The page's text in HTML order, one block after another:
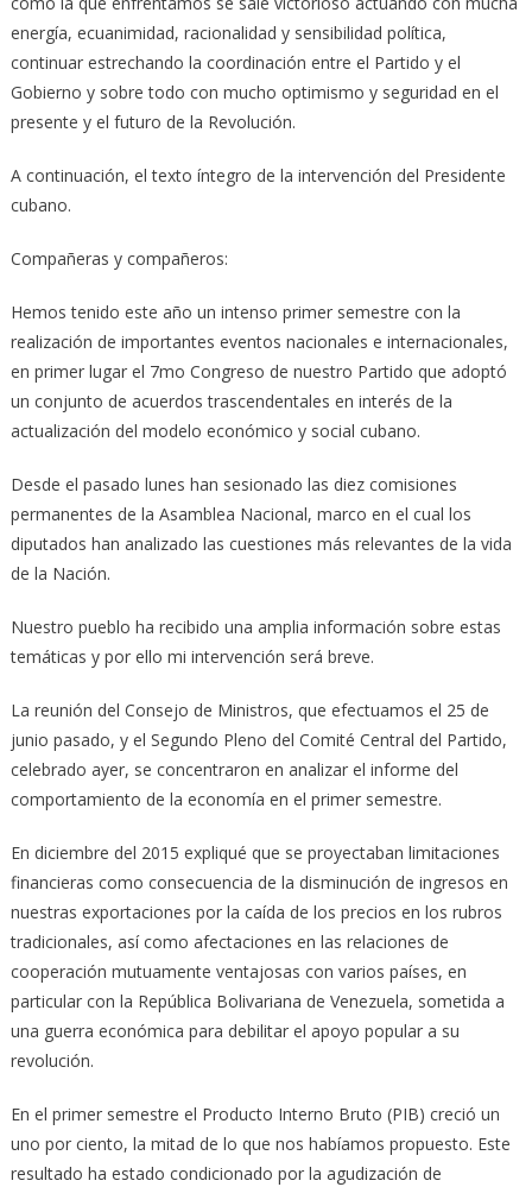
energía, ecuanimidad, racionalidad y sensibilidad política,
continuar estrechando la coordinación entre el Partido y el
Gobierno y sobre todo con mucho optimismo y seguridad en el
presente y el futuro de la Revolución.
A continuación, el texto íntegro de la intervención del Presidente
cubano.
Compañeras y compañeros:
Hemos tenido este año un intenso primer semestre con la
realización de importantes eventos nacionales e internacionales,
en primer lugar el 7mo Congreso de nuestro Partido que adoptó
un conjunto de acuerdos trascendentales en interés de la
actualización del modelo económico y social cubano.
Desde el pasado lunes han sesionado las diez comisiones
permanentes de la Asamblea Nacional, marco en el cual los
diputados han analizado las cuestiones más relevantes de la vida
de la Nación.
Nuestro pueblo ha recibido una amplia información sobre estas
temáticas y por ello mi intervención será breve.
La reunión del Consejo de Ministros, que efectuamos el 25 de
junio pasado, y el Segundo Pleno del Comité Central del Partido,
celebrado ayer, se concentraron en analizar el informe del
comportamiento de la economía en el primer semestre.
En diciembre del 2015 expliqué que se proyectaban limitaciones
financieras como consecuencia de la disminución de ingresos en
nuestras exportaciones por la caída de los precios en los rubros
tradicionales, así como afectaciones en las relaciones de
cooperación mutuamente ventajosas con varios países, en
particular con la República Bolivariana de Venezuela, sometida a
una guerra económica para debilitar el apoyo popular a su
revolución.
En el primer semestre el Producto Interno Bruto (PIB) creció un
uno por ciento, la mitad de lo que nos habíamos propuesto. Este
resultado ha estado condicionado por la agudización de